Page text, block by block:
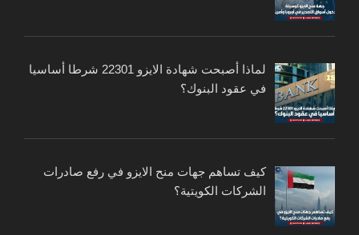
لماذا أصبحت شهادة الايزو 22301 شرطا أساسيا
في عقود البنوك؟
كيف تساهم جهات منح الايزو في رفع صادرات
الشركات الكويتية؟